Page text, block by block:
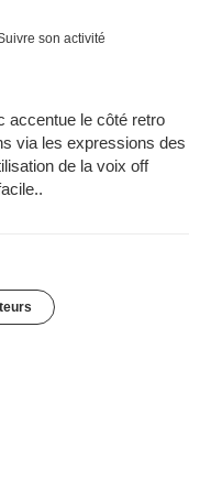
son activité
accentue le côté retro
via les expressions des
de la voix off